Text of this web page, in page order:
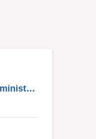
Recepcionista Assistente Administrativo